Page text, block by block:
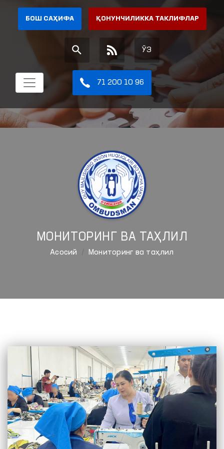
БОШ САҲИФА ҚОНУНЧИЛИККА ТАКЛИФЛАР
ЎЗ
71 200 10 96
МОНИТОРИНГ ВА ТАҲЛИЛ
Aсосий Мониторинг ва таҳлил